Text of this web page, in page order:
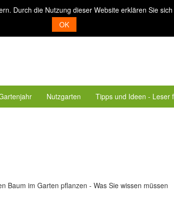
Durch die Nutzung dieser Website erklären Sie
OK
Nutzgarten Tipps und Ideen - Leser
Baum im Garten pflanzen - Was Sie wissen müssen